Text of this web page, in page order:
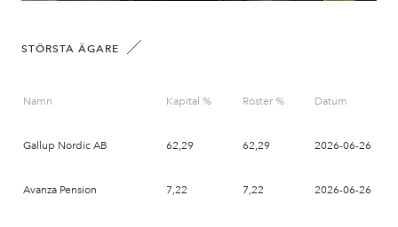
STÖRSTA ÄGARE
Namn Kapital % Röster % Datum
Gallup Nordic AB 62,29 62,29 2026-06-26
Avanza Pension 7,22 7,22 2026-06-26